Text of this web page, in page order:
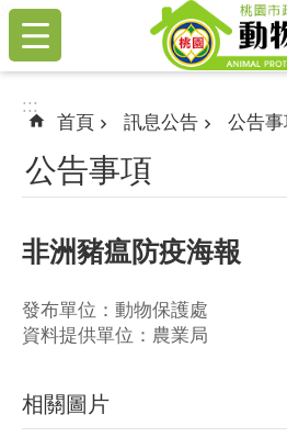
跳到主要內容區塊
:::
:::
首頁 訊息公告 公告
公告事項
非洲豬瘟防疫海報
發布單位：動物保護處
資料提供單位：農業局
相關圖片